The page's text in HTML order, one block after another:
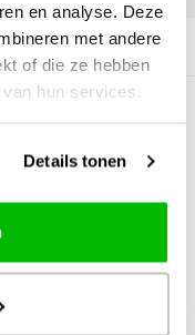
en analyse. Deze
met andere
of die ze hebben
hun services.
Details tonen